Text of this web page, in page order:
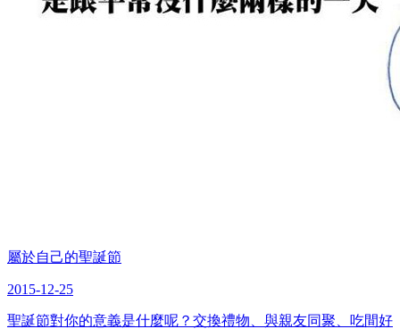
屬於自己的聖誕節
2015-12-25
聖誕節對你的意義是什麼呢？交換禮物、與親友同聚、吃間好